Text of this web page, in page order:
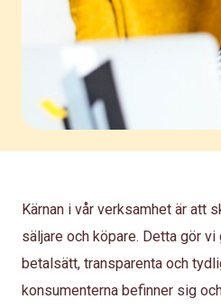
Kärnan i vår verksamhet är att
säljare och köpare. Detta gör
betalsätt, transparenta och
konsumenterna befinner sig